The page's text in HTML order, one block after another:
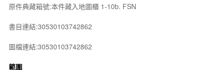
原件典藏箱號:本件藏入地圖櫃 1-10b. FSN
書目連結:30530103742862
圖檔連結:30530103742862
範圍